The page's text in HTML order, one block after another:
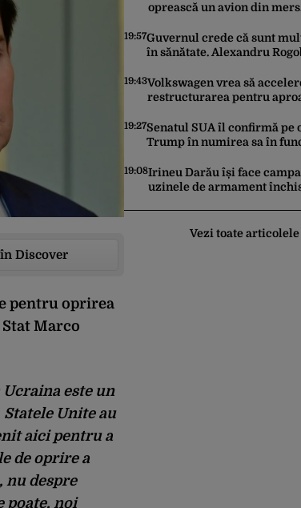
Discover
pentru oprirea
Marco
este un
Unite au
aici pentru a
de oprire a
nu despre
poate, noi
oprească un avion din
Imaginile au devenit virale
19:57Guvernul crede că sunt
în sănătate. Alexandru
combaterea infecţiilor
19:43Volkswagen vrea să
restructurarea pentru
motivul
19:27Senatul SUA îl confirmă pe
Trump în numirea sa în
19:08Irineu Darău își face
uzinele de armament
comenzilor au fost chemați
Vezi toate articolele